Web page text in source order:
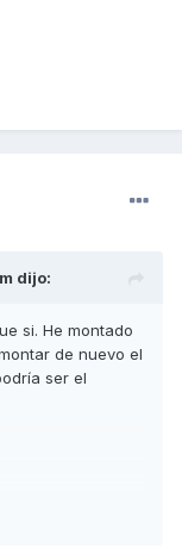
dijo:
si. He montado
de nuevo el
ser el